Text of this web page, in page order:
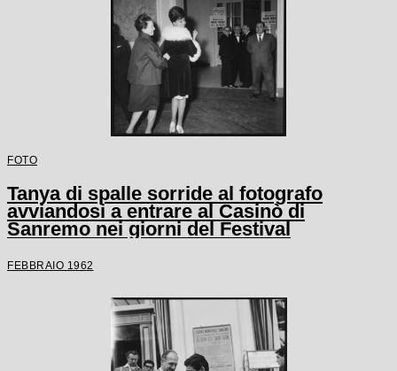
FOTO
Tanya di spalle sorride al fotografo
avviandosi a entrare al Casinò di
Sanremo nei giorni del Festival
FEBBRAIO 1962